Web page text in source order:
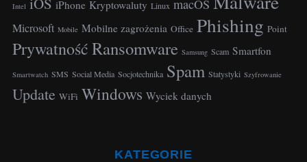
Intel iPhone Kryptowaluty Linux macOS
Microsoft Mobile Mobilne zagrożenia Office Phishing Point
PrywatnośćRansomware Samsung Scam Smartfon
Smartwatch SMS Social Media Socjotechnika Spam Statystyki Szyfrowanie
Update WiFi Windows Wyciek danych
KATEGORIE